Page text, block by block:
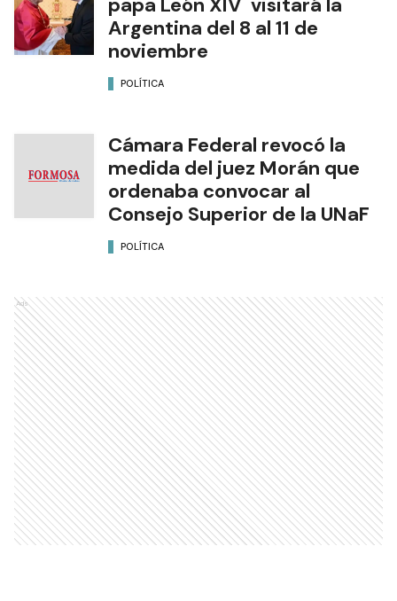
Argentina del 8 al 11 de
noviembre
POLÍTICA
Cámara Federal revocó la
medida del juez Morán que
ordenaba convocar al
Consejo Superior de la UNaF
POLÍTICA
Ads